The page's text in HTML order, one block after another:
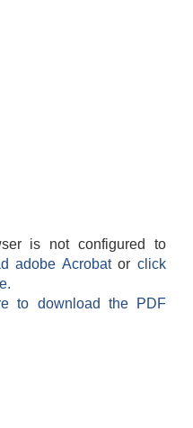
is not configured to
adobe Acrobatorclick
to download the PDF